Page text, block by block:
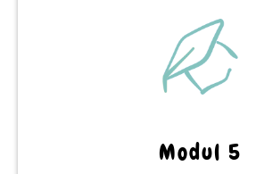
Vertiefung
In der Vertiefung werden
thematische
Feedback
Modul 5